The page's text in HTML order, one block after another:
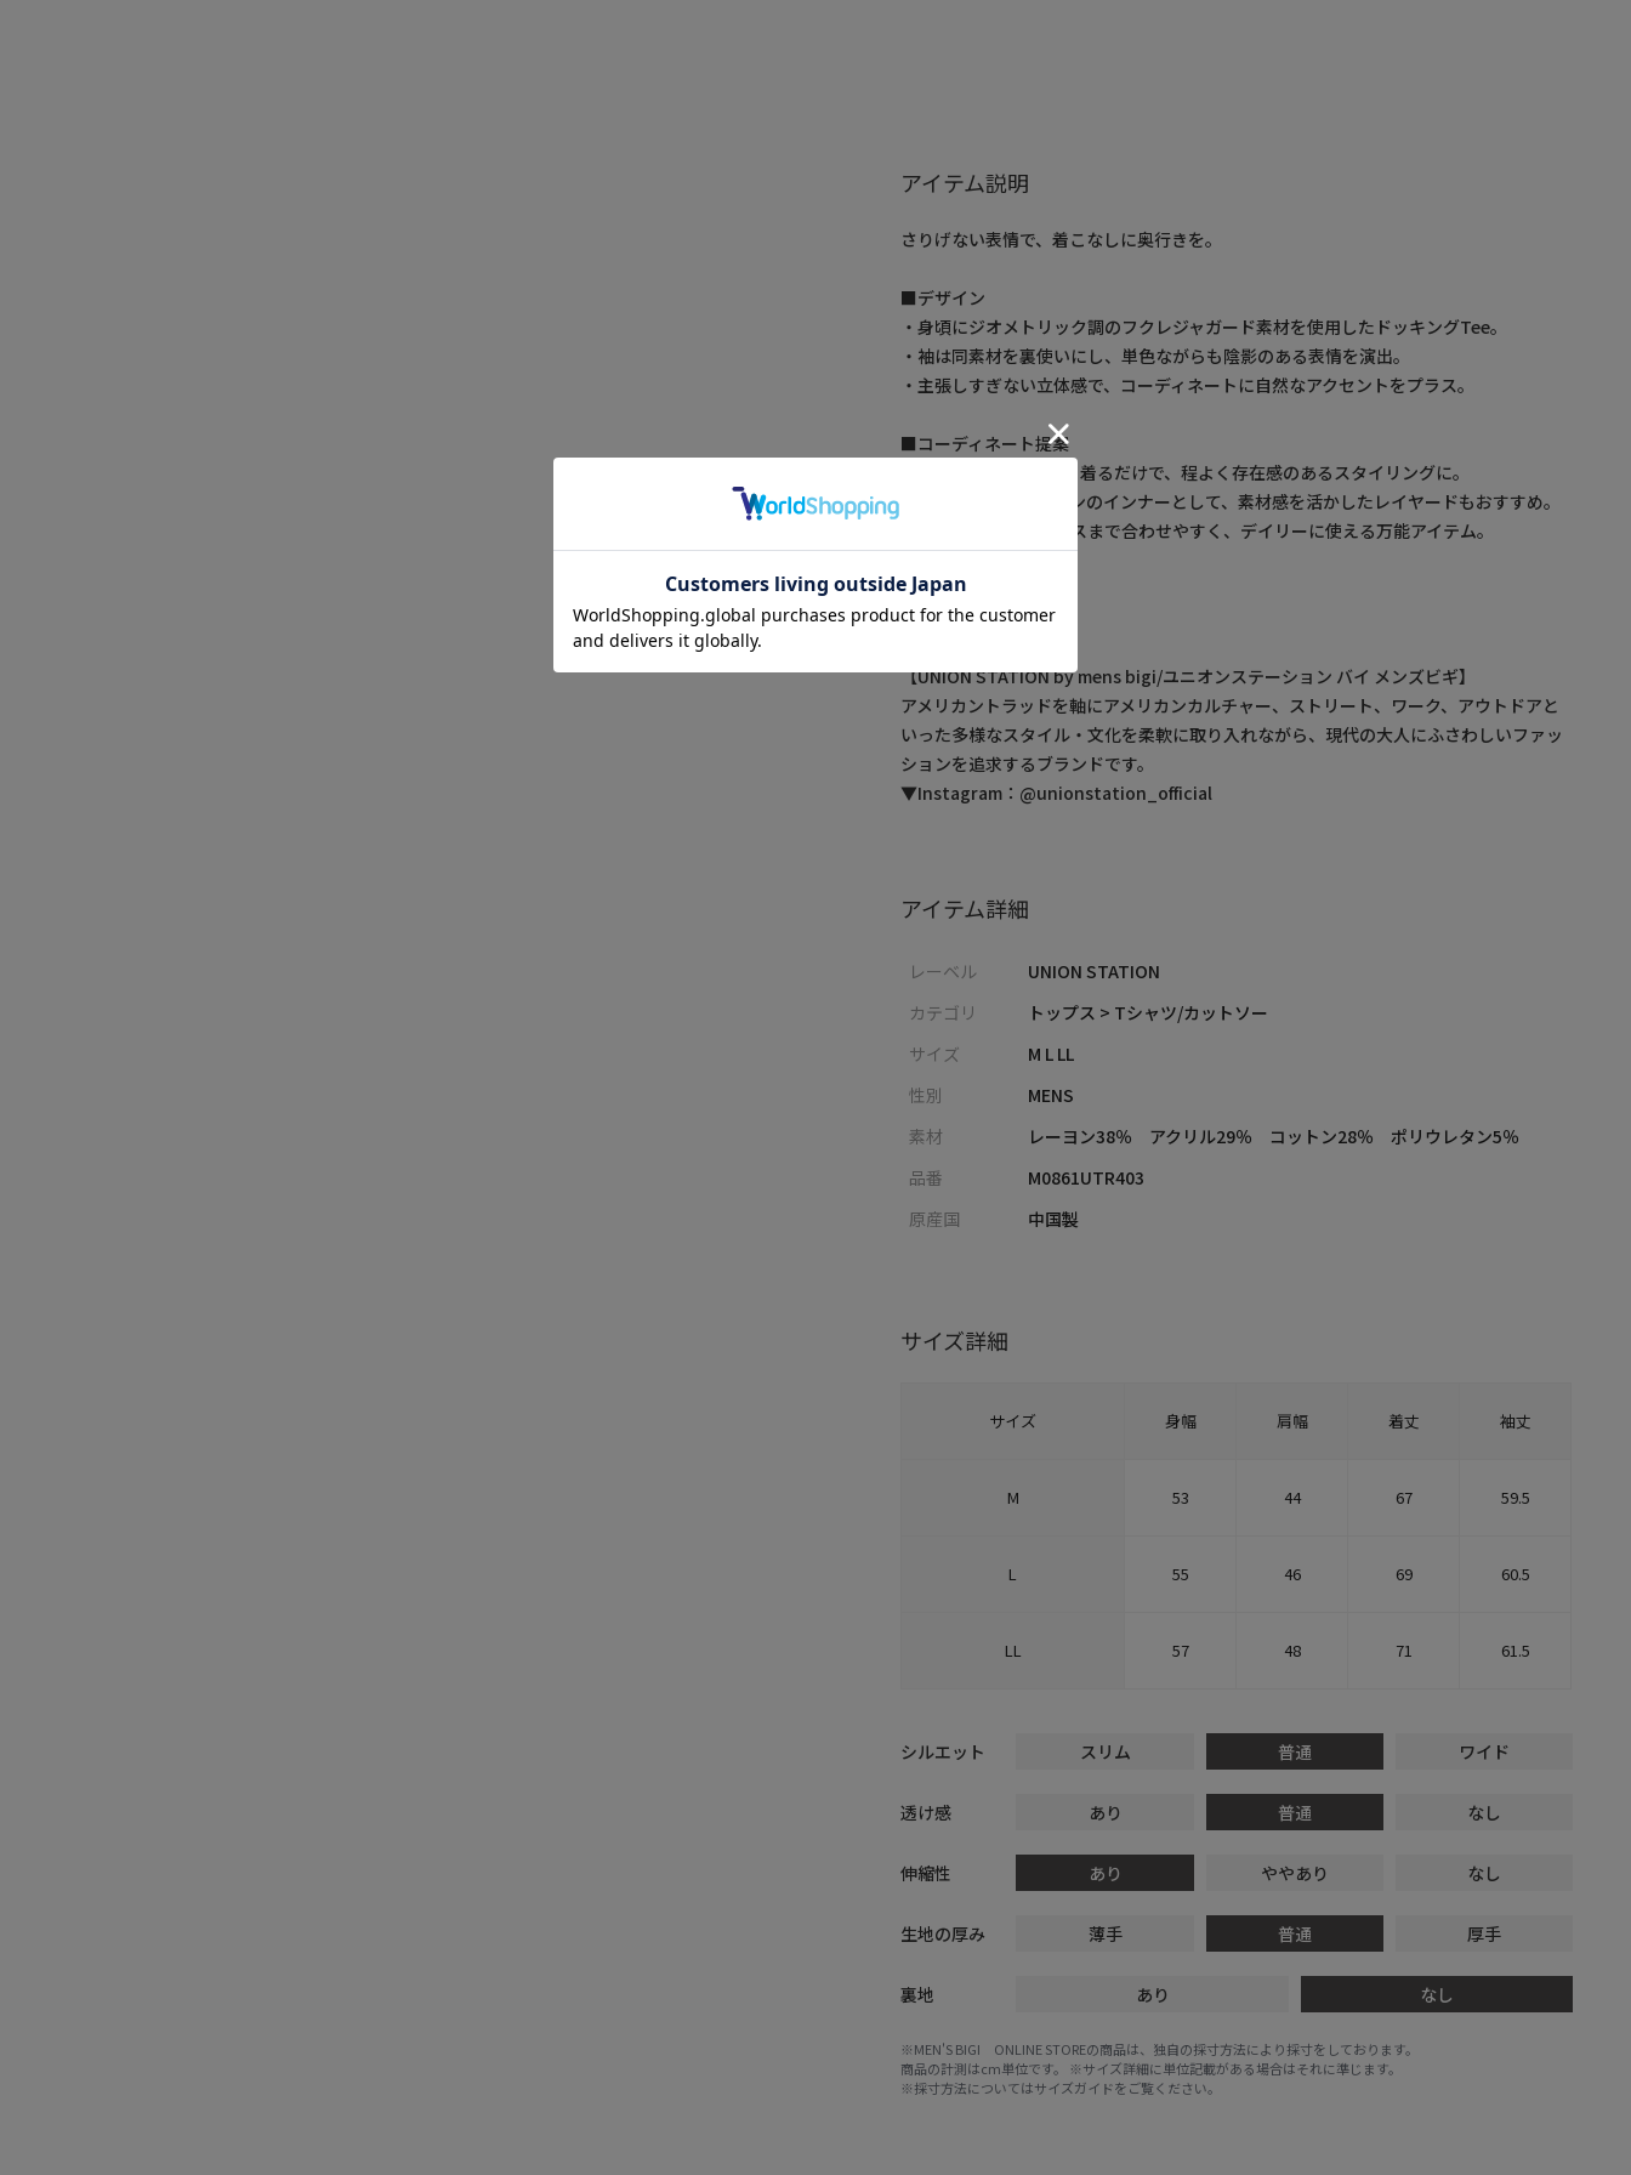
アイテム説明
さりげない表情で、着こなしに奥行きを。
■デザイン
・身頃にジオメトリック調のフクレジャガード素材を使用したドッキングTee。
・袖は同素材を裏使いにし、単色ながらも陰影のある表情を演出。
・主張しすぎない立体感で、コーディネートに自然なアクセントをプラス。
■コーディネート提案
・1枚着としてさらっと着るだけで、程よく存在感のあるスタイリングに。
・ジャケットやブルゾンのインナーとして、素材感を活かしたレイヤードもおすすめ。
・デニムからスラックスまで合わせやすく、デイリーに使える万能アイテム。
■model
185cm size:L
【UNION STATION by mens bigi/ユニオンステーション バイ メンズビギ】
アメリカントラッドを軸にアメリカンカルチャー、ストリート、ワーク、アウトドアと
いった多様なスタイル・文化を柔軟に取り入れながら、現代の大人にふさわしいファッ
ションを追求するブランドです。
▼Instagram：@unionstation_official
アイテム詳細
レーベル
UNION STATION
カテゴリ
トップス > Tシャツ/カットソー
サイズ
M L LL
性別
MENS
素材
レーヨン38％ アクリル29％ コットン28％ ポリウレタン5％
品番
M0861UTR403
原産国
中国製
サイズ詳細
サイズ 身幅 肩幅 着丈 袖丈
M 53 44 67 59.5
L 55 46 69 60.5
LL 57 48 71 61.5
シルエット スリム 普通 ワイド
透け感 あり 普通 なし
伸縮性 あり ややあり なし
生地の厚み 薄手 普通 厚手
裏地 あり なし
※MEN'S BIGI ONLINE STOREの商品は、独自の採寸方法により採寸をしております。
商品の計測はcm単位です。 ※サイズ詳細に単位記載がある場合はそれに準じます。
※採寸方法についてはサイズガイドをご覧ください。